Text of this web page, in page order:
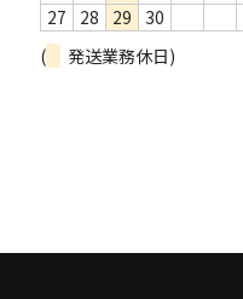
27
28 29
30
(
発送業務休日)